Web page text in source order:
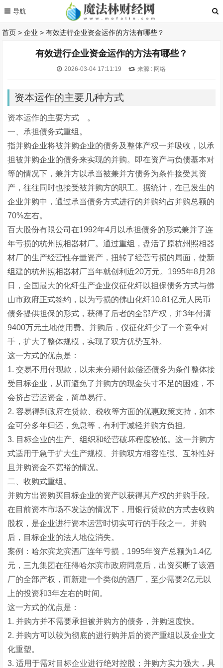
首页 >企业 >有效进行企业资金运作的方法有哪些？
有效进行企业资金运作的方法有哪些？
2026-03-04 17:11:19 来源 : 网络
资本运作的主要几种方式
资本运作的主要方式 。
一、承担债务式重组。
指并购企业将被并购企业的债务及整体产权一并吸收，以承
担被并购企业的债务来实现的并购。即在资产与负债基本对
等的情况下，兼并方以承当被兼并方债务为条件接受其资
产，往往同时也接受被并购方的职工。据统计，在已发生的
企业并购中，通过承当债务方式进行的并购约占并购总额的
70%左右。
百大股份有限公司在1992年4月以承担债务的形式兼并了连
年亏损的杭州照相器材厂。通过重组，盘活了原杭州照相器
材厂的生产经营性存量资产，扭转了经营亏损的局面，使新
组建的杭州照相器材厂当年就创利近20万元。1995年8月28
日，全国最大的化纤生产企业仪征化纤以担保债务方式与佛
山市政府正式签约，以为亏损的佛山化纤10.81亿元人民币
债务提供担保的形式，获得了后者的全部产权，并3年付清
9400万元土地使用费。并购后，仪征化纤少了一个竞争对
手，扩大了整体规模，实现了双方优势互补。
这一方式的优点是：
1. 交易不用付现款，以未来分期付款偿还债务为条件整体接
受目标企业，从而避免了并购方的现金头寸不足的困难，不
会挤占营运资金，简单易行。
2. 容易得到政府在贷款、税收等方面的优惠政策支持，如本
金可分多年归还，免息等，有利于减轻并购方负担。
3. 目标企业的生产、组织和经营破坏程度较低。这一并购方
式适用于急于扩大生产规模、并购双方相容性强、互补性好
且并购资金不宽裕的情况。
二、收购式重组。
并购方出资购买目标企业的资产以获得其产权的并购手段。
在目前资本市场不发达的情况下，用银行贷款的方式去收购
股权，是企业进行资本运营时切实可行的手段之一。并购
后，目标企业的法人地位消失。
案例：哈尔滨龙滨酒厂连年亏损，1995年资产总额为1.4亿
元，三九集团在征得哈尔滨市政府同意后，出资买断了该酒
厂的全部产权，而新建一个类似的酒厂，至少需要2亿元以
上的投资和3年左右的时间。
这一方式的优点是：
1. 并购方并不需要承担被并购方的债务，并购速度快。
2. 并购方可以较为彻底的进行购并后的资产重组以及企业文
化重塑。
3. 适用于需对目标企业进行绝对控股；并购方实力强大，具